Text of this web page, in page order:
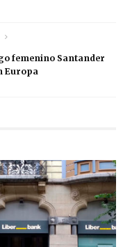
femenino Santander
Europa